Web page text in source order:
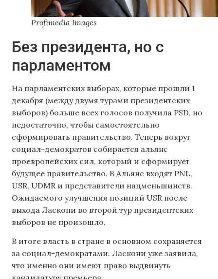
Profimedia Images
Без президента, но с
парламентом
На парламентских выборах, которые прошли 1
декабря (между двумя турами президентских
выборов) больше всех голосов получила PSD, но
недостаточно, чтобы самостоятельно
сформировать правительство. Теперь вокруг
социал-демократов собирается альянс
проевропейских сил, который и сформирует
будущее правительство. В Альянс входят PNL,
USR, UDMR и представители нацменьшинств.
Ожидаемого улучшения позиций USR после
выхода Ласкони во второй тур президентских
выборов не произошло.
В итоге власть в стране в основном сохраняется
за социал-демократами. Ласкони уже заявила,
что именно они имеют право выдвинуть